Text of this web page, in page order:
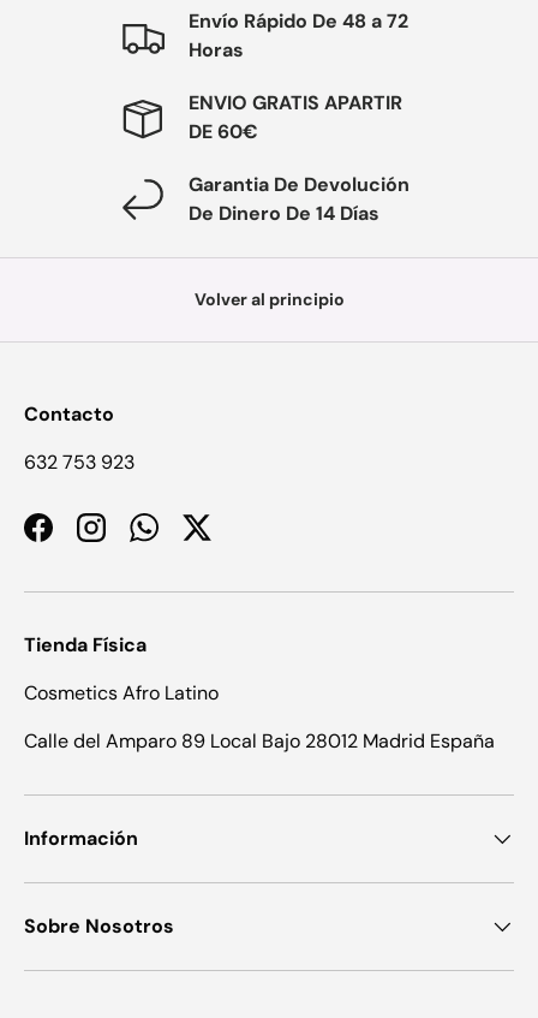
Envío Rápido De 48 a 72
Horas
ENVIO GRATIS APARTIR
DE 60€
Garantia De Devolución
De Dinero De 14 Días
Volver al principio
Contacto
632 753 923
FacebookInstagramWhatsApp
Twitter
Tienda Física
Cosmetics Afro Latino
Calle del Amparo 89 Local Bajo 28012 Madrid España
Información
Sobre Nosotros